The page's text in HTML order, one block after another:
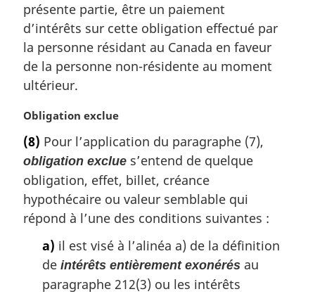
présente partie, être un paiement
d’intérêts sur cette obligation effectué par
la personne résidant au Canada en faveur
de la personne non-résidente au moment
ultérieur.
N
t
e
m
a
r
g
Obligation exclue
(8) Pour l’application du paragraphe (7),
obligation exclue s’entend de quelque
obligation, effet, billet, créance
hypothécaire ou valeur semblable qui
répond à l’une des conditions suivantes :
a) il est visé à l’alinéa a) de la définition
de intérêts entièrement exonérés au
paragraphe 212(3) ou les intérêts